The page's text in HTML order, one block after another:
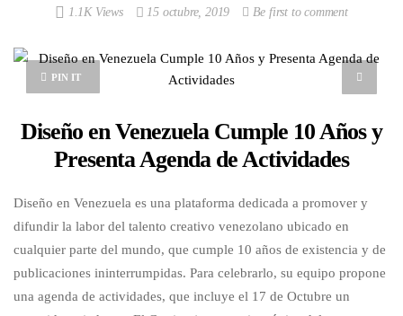
1.1K Views 15 octubre, 2019 Be first to comment
PIN IT
Diseño en Venezuela Cumple 10 Años y
Presenta Agenda de Actividades
Diseño en Venezuela es una plataforma dedicada a promover y
difundir la labor del talento creativo venezolano ubicado en
cualquier parte del mundo, que cumple 10 años de existencia y de
publicaciones ininterrumpidas. Para celebrarlo, su equipo propone
una agenda de actividades, que incluye el 17 de Octubre un